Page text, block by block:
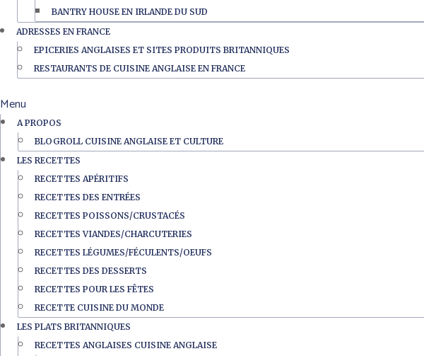
BANTRY HOUSE EN IRLANDE DU SUD
ADRESSES EN FRANCE
EPICERIES ANGLAISES ET SITES PRODUITS BRITANNIQUES
RESTAURANTS DE CUISINE ANGLAISE EN FRANCE
Menu
A PROPOS
BLOGROLL CUISINE ANGLAISE ET CULTURE
LES RECETTES
RECETTES APÉRITIFS
RECETTES DES ENTRÉES
RECETTES POISSONS/CRUSTACÉS
RECETTES VIANDES/CHARCUTERIES
RECETTES LÉGUMES/FÉCULENTS/OEUFS
RECETTES DES DESSERTS
RECETTES POUR LES FÊTES
RECETTE CUISINE DU MONDE
LES PLATS BRITANNIQUES
RECETTES ANGLAISES CUISINE ANGLAISE